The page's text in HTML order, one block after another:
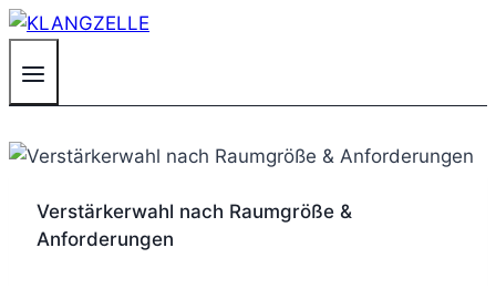
Zum
springen
Verstärkerwahl nach Raumgröße &
Anforderungen